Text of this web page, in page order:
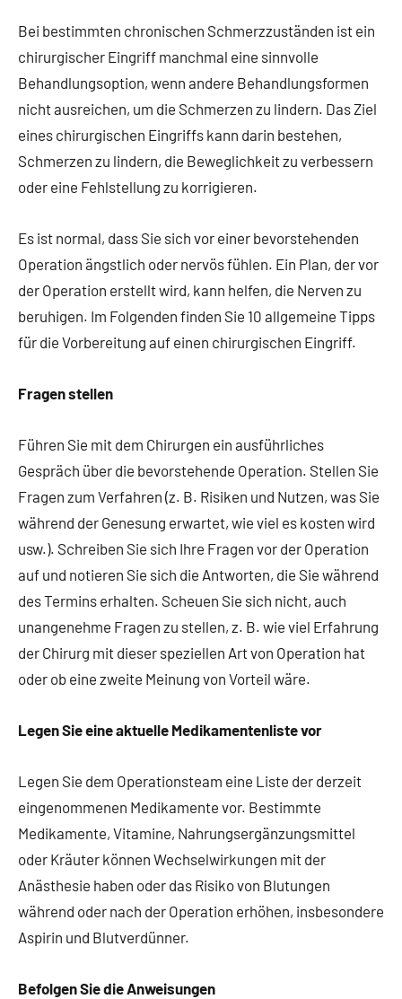
Bei bestimmten chronischen Schmerzzuständen ist ein
chirurgischer Eingriff manchmal eine sinnvolle
Behandlungsoption, wenn andere Behandlungsformen
nicht ausreichen, um die Schmerzen zu lindern. Das Ziel
eines chirurgischen Eingriffs kann darin bestehen,
Schmerzen zu lindern, die Beweglichkeit zu verbessern
oder eine Fehlstellung zu korrigieren.
Es ist normal, dass Sie sich vor einer bevorstehenden
Operation ängstlich oder nervös fühlen. Ein Plan, der vor
der Operation erstellt wird, kann helfen, die Nerven zu
beruhigen. Im Folgenden finden Sie 10 allgemeine Tipps
für die Vorbereitung auf einen chirurgischen Eingriff.
Fragen stellen
Führen Sie mit dem Chirurgen ein ausführliches
Gespräch über die bevorstehende Operation. Stellen Sie
Fragen zum Verfahren (z. B. Risiken und Nutzen, was Sie
während der Genesung erwartet, wie viel es kosten wird
usw.). Schreiben Sie sich Ihre Fragen vor der Operation
auf und notieren Sie sich die Antworten, die Sie während
des Termins erhalten. Scheuen Sie sich nicht, auch
unangenehme Fragen zu stellen, z. B. wie viel Erfahrung
der Chirurg mit dieser speziellen Art von Operation hat
oder ob eine zweite Meinung von Vorteil wäre.
Legen Sie eine aktuelle Medikamentenliste vor
Legen Sie dem Operationsteam eine Liste der derzeit
eingenommenen Medikamente vor. Bestimmte
Medikamente, Vitamine, Nahrungsergänzungsmittel
oder Kräuter können Wechselwirkungen mit der
Anästhesie haben oder das Risiko von Blutungen
während oder nach der Operation erhöhen, insbesondere
Aspirin und Blutverdünner.
Befolgen Sie die Anweisungen